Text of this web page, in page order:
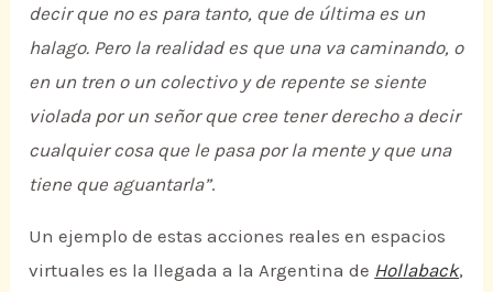
decir que no es para tanto, que de última es un
halago. Pero la realidad es que una va caminando, o
en un tren o un colectivo y de repente se siente
violada por un señor que cree tener derecho a decir
cualquier cosa que le pasa por la mente y que una
tiene que aguantarla”.
Un ejemplo de estas acciones reales en espacios
virtuales es la llegada a la Argentina de Hollaback,